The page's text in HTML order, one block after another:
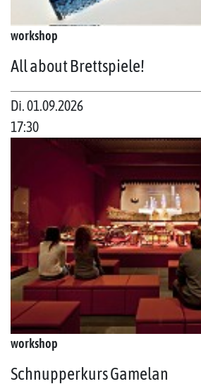
workshop
All about Brettspiele!
Di. 01.09.2026
17:30
workshop
Schnupperkurs Gamelan